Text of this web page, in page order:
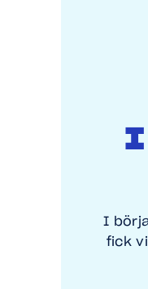
I
I
fick